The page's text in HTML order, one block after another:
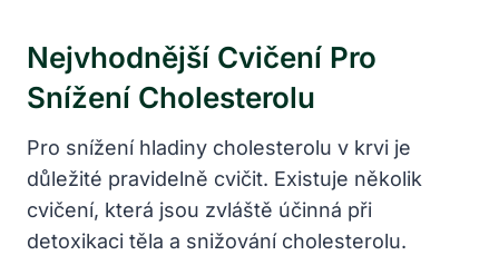
Nejvhodnější Cvičení Pro
Snížení Cholesterolu
Pro snížení hladiny cholesterolu v krvi je
důležité pravidelně cvičit. Existuje několik
cvičení, která jsou zvláště účinná při
detoxikaci těla a snižování cholesterolu.